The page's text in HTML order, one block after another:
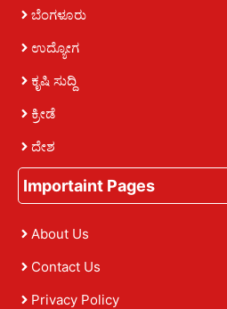
ಬೆಂಗಳೂರು
ಉದ್ಯೋಗ
ಕೃಷಿ ಸುದ್ದಿ
ಕ್ರೀಡೆ
ದೇಶ
Importaint Pages
About Us
Contact Us
Privacy Policy